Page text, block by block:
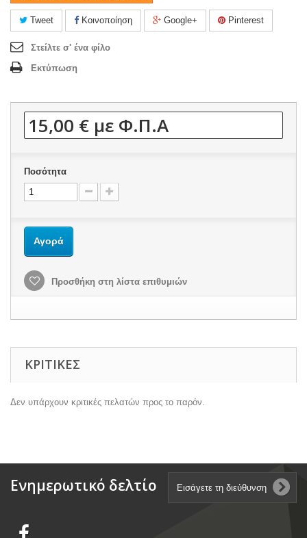
Tweet Κοινοποίηση Google+ Pinterest
Στείλτε σ' ένα φίλο
Εκτύπωση
15,00 € με Φ.Π.Α
Ποσότητα
Αγορά
Προσθήκη στη λίστα επιθυμιών
ΚΡΙΤΙΚΈΣ
Δεν υπάρχουν κριτικές πελατών προς το παρόν.
Ενημερωτικό δελτίο